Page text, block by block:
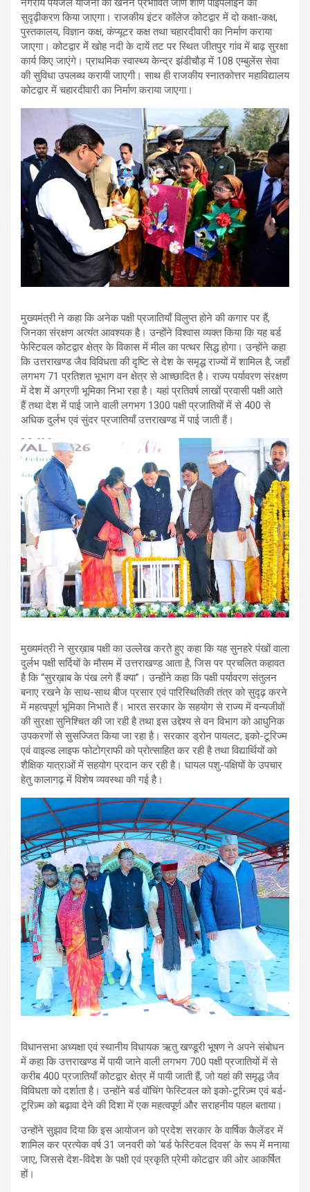
नगरीय पेयजल योजना की खनन प्रभावित जीर्ण शीर्ण पाइपलाइन का
सुदृढ़ीकरण किया जाएगा। राजकीय इंटर कॉलेज कोटद्वार में दो कक्षा-कक्ष,
पुस्तकालय, विज्ञान कक्ष, कंप्यूटर कक्ष तथा चहारदीवारी का निर्माण कराया
जाएगा। कोटद्वार में खोह नदी के दायें तट पर स्थित जीतपुर गांव में बाढ़ सुरक्षा
कार्य किए जाएंगे। प्राथमिक स्वास्थ्य केन्द्र झंडीचौड़ में 108 एम्बुलेंस सेवा
की सुविधा उपलब्ध करायी जाएगी। साथ ही राजकीय स्नातकोत्तर महाविद्यालय
कोटद्वार में चहारदीवारी का निर्माण कराया जाएगा।
मुख्यमंत्री ने कहा कि अनेक पक्षी प्रजातियाँ विलुप्त होने की कगार पर हैं,
जिनका संरक्षण अत्यंत आवश्यक है। उन्होंने विश्वास व्यक्त किया कि यह बर्ड
फेस्टिवल कोटद्वार क्षेत्र के विकास में मील का पत्थर सिद्ध होगा। उन्होंने कहा
कि उत्तराखण्ड जैव विविधता की दृष्टि से देश के समृद्ध राज्यों में शामिल है, जहाँ
लगभग 71 प्रतिशत भूभाग वन क्षेत्र से आच्छादित है। राज्य पर्यावरण संरक्षण
में देश में अग्रणी भूमिका निभा रहा है। यहां प्रतिवर्ष लाखों प्रवासी पक्षी आते
हैं तथा देश में पाई जाने वाली लगभग 1300 पक्षी प्रजातियों में से 400 से
अधिक दुर्लभ एवं सुंदर प्रजातियाँ उत्तराखण्ड में पाई जाती हैं।
मुख्यमंत्री ने सुरख़ाब पक्षी का उल्लेख करते हुए कहा कि यह सुनहरे पंखों वाला
दुर्लभ पक्षी सर्दियों के मौसम में उत्तराखण्ड आता है, जिस पर प्रचलित कहावत
है कि “सुरख़ाब के पंख लगे हैं क्या”। उन्होंने कहा कि पक्षी पर्यावरण संतुलन
बनाए रखने के साथ-साथ बीज प्रसार एवं पारिस्थितिकी तंत्र को सुदृढ़ करने
में महत्वपूर्ण भूमिका निभाते हैं। भारत सरकार के सहयोग से राज्य में वन्यजीवों
की सुरक्षा सुनिश्चित की जा रही है तथा इस उद्देश्य से वन विभाग को आधुनिक
उपकरणों से सुसज्जित किया जा रहा है। सरकार ड्रोन पायलट, इको-टूरिज्म
एवं वाइल्ड लाइफ फोटोग्राफी को प्रोत्साहित कर रही है तथा विद्यार्थियों को
शैक्षिक यात्राओं में सहयोग प्रदान कर रही है। घायल पशु-पक्षियों के उपचार
हेतु कालागढ़ में विशेष व्यवस्था की गई है।
विधानसभा अध्यक्षा एवं स्थानीय विधायक ऋतु खण्डूरी भूषण ने अपने संबोधन
में कहा कि उत्तराखण्ड में पायी जाने वाली लगभग 700 पक्षी प्रजातियों में से
करीब 400 प्रजातियाँ कोटद्वार क्षेत्र में पायी जाती हैं, जो यहां की समृद्ध जैव
विविधता को दर्शाता है। उन्होंने बर्ड वॉचिंग फेस्टिवल को इको-टूरिज़्म एवं बर्ड-
टूरिज़्म को बढ़ावा देने की दिशा में एक महत्वपूर्ण और सराहनीय पहल बताया।
उन्होंने सुझाव दिया कि इस आयोजन को प्रदेश सरकार के वार्षिक कैलेंडर में
शामिल कर प्रत्येक वर्ष 31 जनवरी को ‘बर्ड फेस्टिवल दिवस’ के रूप में मनाया
जाए, जिससे देश-विदेश के पक्षी एवं प्रकृति प्रेमी कोटद्वार की ओर आकर्षित
हों।